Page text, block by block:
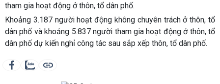
tham gia hoạt động ở thôn, tổ dân phố.
Khoảng 3.187 người hoạt động không chuyên trách ở thôn, tổ
dân phố và khoảng 5.837 người tham gia hoạt động ở thôn, tổ
dân phố dự kiến nghỉ công tác sau sắp xếp thôn, tổ dân phố.